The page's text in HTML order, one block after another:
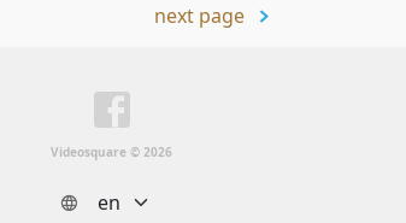
next page
Videosquare © 2026